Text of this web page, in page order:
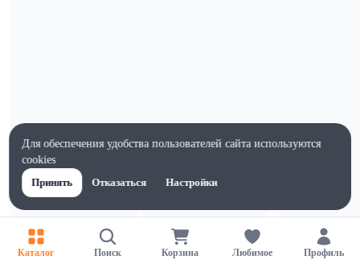
Характеристики
Ширина, мм
Каталог Поиск Корзина Любимое Профиль
Для обеспечения удобства пользователей сайта используются
cookies
Принять
Отказаться Настройки